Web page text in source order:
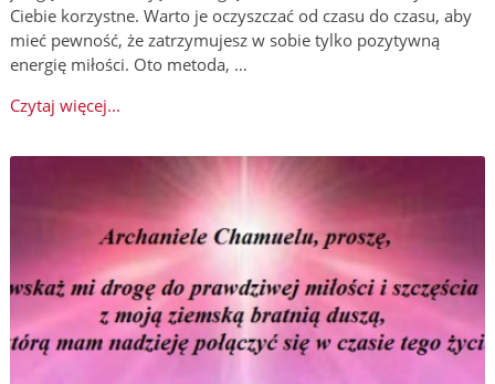
Ciebie korzystne. Warto je oczyszczać od czasu do czasu, aby
mieć pewność, że zatrzymujesz w sobie tylko pozytywną
energię miłości. Oto metoda, …
Czytaj więcej...